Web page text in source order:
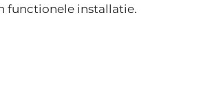
functionele installatie.